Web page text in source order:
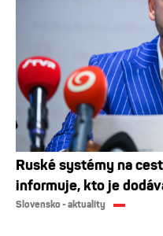
Ruské systémy na
informuje, kto je
Slovensko - aktuality